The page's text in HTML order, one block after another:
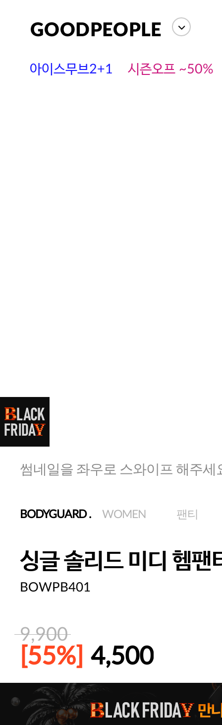
아이스무브2+1 시즌오프 ~50%
썸네일을 좌우로 스와이프 해주세
BODYGUARD. WOMEN 팬티
싱글 솔리드 미디 헴팬
BOWPB401
9,900
[55%] 4,500
주말특가 20%(8.7~8.9)/5만원 이